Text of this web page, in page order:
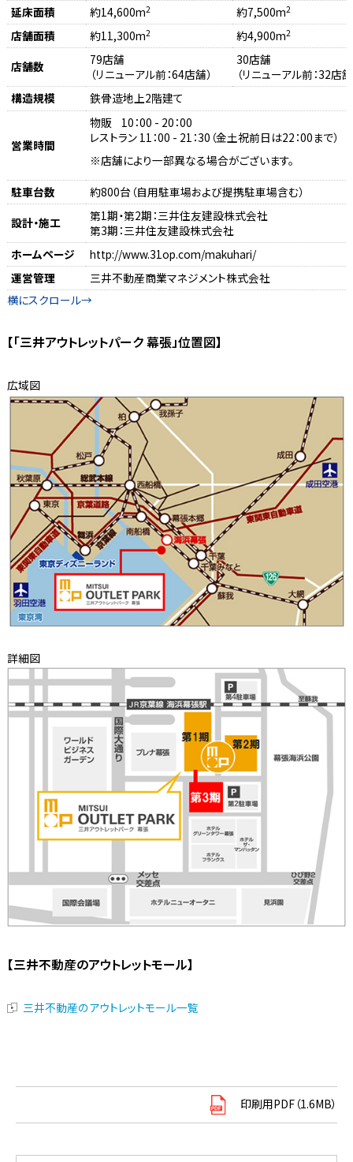
延床面積 約14,600m2 約7,500m2
店舗面積 約11,300m2 約4,900m2
店舗数
79店舗
（リニューアル前：64店舗）
30店舗
（リニューアル前：32店舗
構造規模
鉄骨造地上2階建て
営業時間
物販 10：00 - 20：00
レストラン 11：00 - 21：30（金土祝前日は22：00まで）
店舗により一部異なる場合がございます。
駐車台数
約800台（自用駐車場および提携駐車場含む）
設計・施工
第1期・第2期：三井住友建設株式会社
第3期：三井住友建設株式会社
ホームページ
http://www.31op.com/makuhari/
運営管理
三井不動産商業マネジメント株式会社
【「三井アウトレットパーク 幕張」位置図】
広域図
詳細図
【三井不動産のアウトレットモール】
三井不動産のアウトレットモール一覧
印刷用PDF（1.6MB）